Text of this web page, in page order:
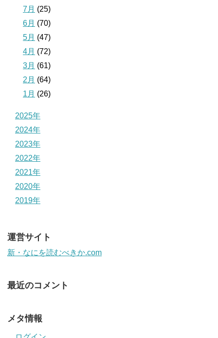
7月 (25)
6月 (70)
5月 (47)
4月 (72)
3月 (61)
2月 (64)
1月 (26)
2025年
2024年
2023年
2022年
2021年
2020年
2019年
運営サイト
新・なにを読むべきか.com
最近のコメント
メタ情報